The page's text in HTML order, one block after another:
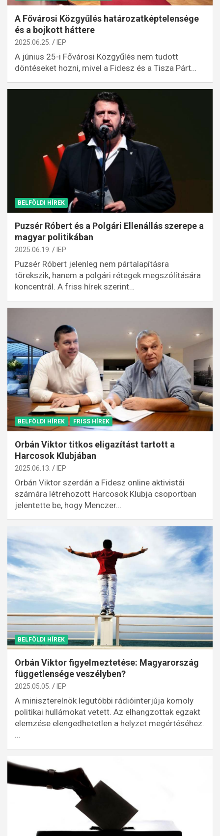
A Fővárosi Közgyűlés határozatképtelensége
és a bojkott háttere
2025.06.25. IEP
A június 25-i Fővárosi Közgyűlés nem tudott
döntéseket hozni, mivel a Fidesz és a Tisza Párt…
BELFÖLDI HÍREK
Puzsér Róbert és a Polgári Ellenállás szerepe a
magyar politikában
2025.06.19. IEP
Puzsér Róbert jelenleg nem pártalapításra
törekszik, hanem a polgári rétegek megszólítására
koncentrál. A friss hírek szerint…
BELFÖLDI HÍREK FRISS HÍREK
Orbán Viktor titkos eligazítást tartott a
Harcosok Klubjában
2025.06.13. IEP
Orbán Viktor szerdán a Fidesz online aktivistái
számára létrehozott Harcosok Klubja csoportban
jelentette be, hogy Menczer…
BELFÖLDI HÍREK
Orbán Viktor figyelmeztetése: Magyarország
függetlensége veszélyben?
2025.05.05. IEP
A miniszterelnök legutóbbi rádióinterjúja komoly
politikai hullámokat vetett. Az elhangzottak egzakt
elemzése elengedhetetlen a helyzet megértéséhez.
…